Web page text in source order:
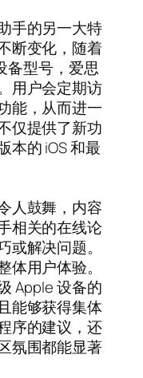
手的另一大特
断变化，随着
备型号，爱思
用户会定期访
能，从而进一
仅提供了新功
本的 iOS 和最
人鼓舞，内容
相关的在线论
解决问题。
用户体验。
Apple 设备的
能够获得集体
序的建议，还
氛围都能显著